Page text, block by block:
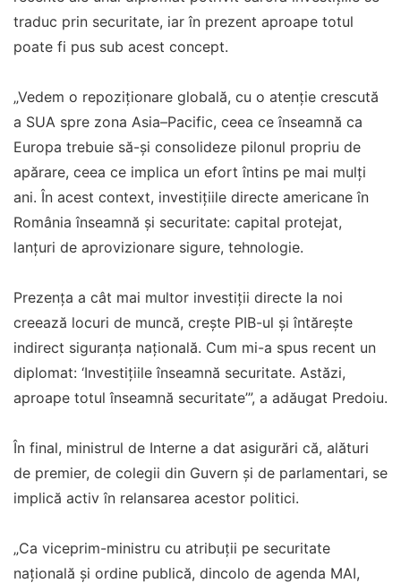
traduc prin securitate, iar în prezent aproape totul
poate fi pus sub acest concept.
„Vedem o repoziționare globală, cu o atenție crescută
a SUA spre zona Asia–Pacific, ceea ce înseamnă ca
Europa trebuie să-și consolideze pilonul propriu de
apărare, ceea ce implica un efort întins pe mai mulți
ani. În acest context, investițiile directe americane în
România înseamnă și securitate: capital protejat,
lanțuri de aprovizionare sigure, tehnologie.
Prezența a cât mai multor investiții directe la noi
creează locuri de muncă, crește PIB-ul și întărește
indirect siguranța națională. Cum mi-a spus recent un
diplomat: ‘Investițiile înseamnă securitate. Astăzi,
aproape totul înseamnă securitate’”, a adăugat Predoiu.
În final, ministrul de Interne a dat asigurări că, alături
de premier, de colegii din Guvern și de parlamentari, se
implică activ în relansarea acestor politici.
„Ca viceprim-ministru cu atribuții pe securitate
națională și ordine publică, dincolo de agenda MAI,